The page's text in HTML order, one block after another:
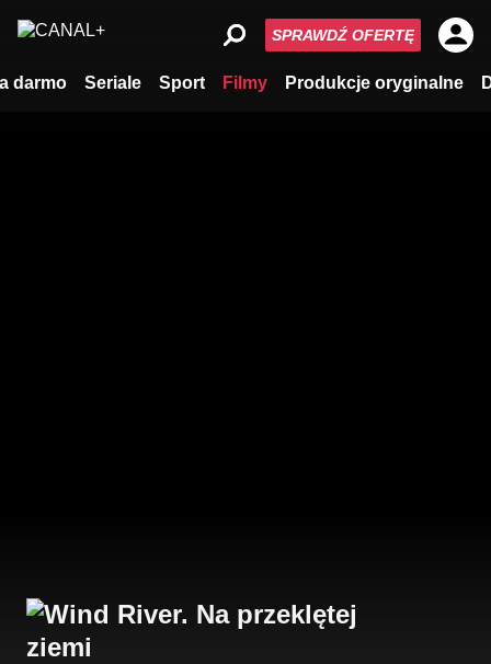
darmo Seriale Sport Filmy Produkcje oryginalne
SPRAWDŹ OFERTĘ